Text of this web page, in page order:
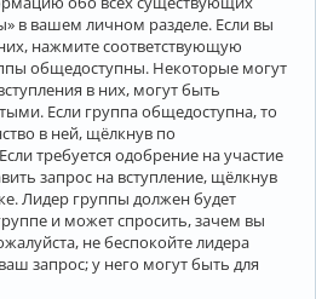
в вашем личном разделе. Если вы
нажмите соответствующую
общедоступны. Некоторые могут
в них, могут быть
Если группа общедоступна, то
в ней, щёлкнув по
требуется одобрение на участие
запрос на вступление, щёлкнув
Лидер группы должен будет
и может спросить, зачем вы
не беспокойте лидера
запрос; у него могут быть для